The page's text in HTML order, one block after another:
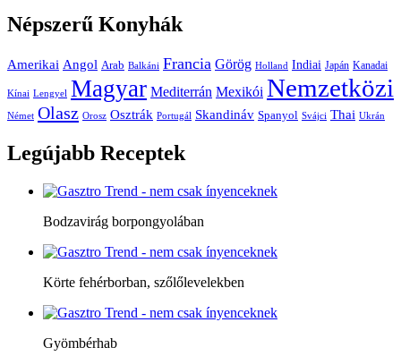
Népszerű Konyhák
Amerikai Angol Arab Balkáni Francia Görög Holland Indiai Japán Kanadai
Kínai Lengyel Magyar Mediterrán Mexikói Nemzetközi
Német Olasz Orosz Osztrák Portugál Skandináv Spanyol Svájci Thai Ukrán
Legújabb Receptek
Bodzavirág borpongyolában
Körte fehérborban, szőlőlevelekben
Gyömbérhab